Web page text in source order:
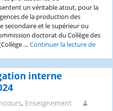
mise
en
contact
APPEL-
Clé
Samedi
14
octobre
12h,
un véritable atout, pour la
de la production des
secondaire et le supérieur ou
doctorat du Collège des
…Continuer la lecture de
interne
, Enseignement